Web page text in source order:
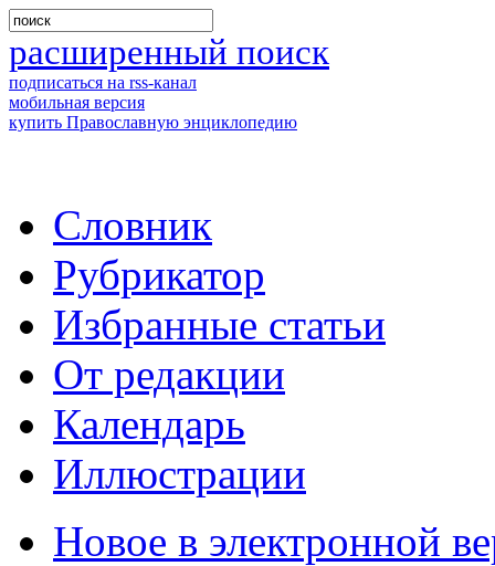
расширенный поиск
подписаться на rss-канал
мобильная версия
купить Православную энциклопедию
Словник
Рубрикатор
Избранные статьи
От редакции
Календарь
Иллюстрации
Новое в электронной